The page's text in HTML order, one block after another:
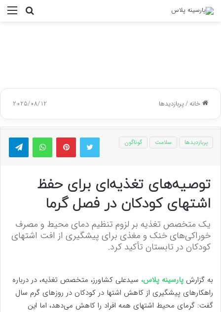
جستجو
خانه/پربازدیدها 2025/08/12
توییتر پینتریستواتس آپ
پربازدیدها سلامت گوناگون
توصیه‌های تغذیه‌ای برای حفظ
اشتهای کودکان در فصل گرما
یک متخصص تغذیه بر لزوم تنظیم دمای محیط و مصرف
خوراکی‌های خنک و مغذی برای پیشگیری از افت اشتهای
کودکان در تابستان تأکید کرد.
به گزارش پارسینه پلاس، سیدعلی کشاورز، متخصص تغذیه، در درباره
راهکارهای پیشگیری از کاهش اشتها در کودکان در روزهای گرم سال
گفت: گرمای محیط اشتهای همه افراد را کاهش می‌دهد، اما این